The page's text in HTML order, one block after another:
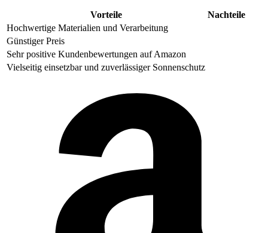
Vorteile
Nachteile
Hochwertige Materialien und Verarbeitung
Günstiger Preis
Sehr positive Kundenbewertungen auf Amazon
Vielseitig einsetzbar und zuverlässiger Sonnenschutz